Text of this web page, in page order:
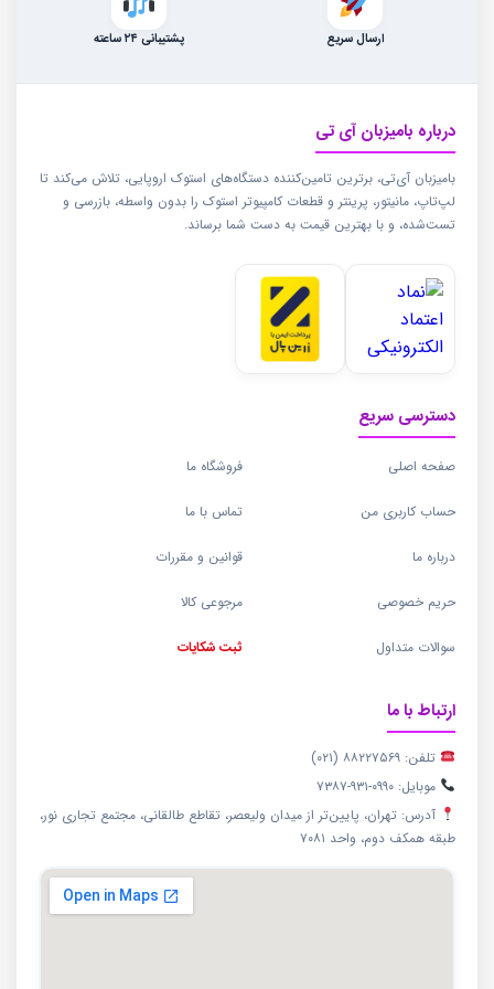
ارسال سریع پشتیبانی ۲۴ ساعته
درباره بامیزبان آی تی
بامیزبان آی‌تی، برترین تامین‌کننده دستگاه‌های استوک اروپایی، تلاش می‌کند تا
لپ‌تاپ، مانیتور، پرینتر و قطعات کامپیوتر استوک را بدون واسطه، بازرسی و
تست‌شده، و با بهترین قیمت به دست شما برساند.
دسترسی سریع
صفحه اصلی فروشگاه ما
حساب کاربری من تماس با ما
درباره ما قوانین و مقررات
حریم خصوصی مرجوعی کالا
سوالات متداول ثبت شکایات
ارتباط با ما
تلفن: ۸۸۲۲۷۵۶۹ (۰۲۱)
موبایل: ۰۹۹۰-۹۳۱-۷۳۸۷
آدرس: تهران، پایین‌تر از میدان ولیعصر، تقاطع طالقانی، مجتمع تجاری نور،
طبقه همکف دوم، واحد ۷۰۸۱